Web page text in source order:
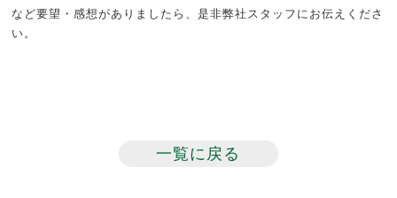
など要望・感想がありましたら、是非弊社スタッフにお伝えくださ
い。
一覧に戻る